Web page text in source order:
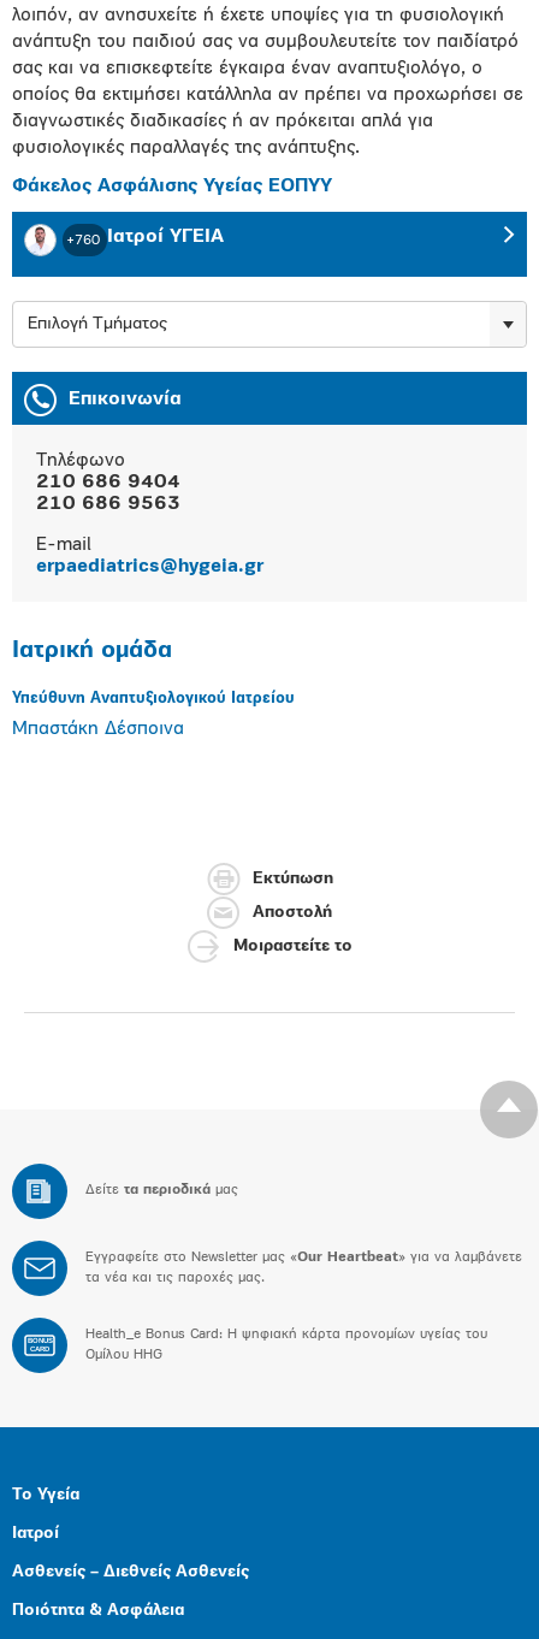
λοιπόν, αν ανησυχείτε ή έχετε υποψίες για τη φυσιολογική
ανάπτυξη του παιδιού σας να συμβουλευτείτε τον παιδίατρό
σας και να επισκεφτείτε έγκαιρα έναν αναπτυξιολόγο, ο
οποίος θα εκτιμήσει κατάλληλα αν πρέπει να προχωρήσει σε
διαγνωστικές διαδικασίες ή αν πρόκειται απλά για
φυσιολογικές παραλλαγές της ανάπτυξης.
Φάκελος Ασφάλισης Υγείας ΕΟΠΥΥ
+760 Ιατροί ΥΓΕΙΑ
Επιλογή Τμήματος
Επικοινωνία
Τηλέφωνο
210 686 9404
210 686 9563
E-mail
erpaediatrics@hygeia.gr
Ιατρική ομάδα
Υπεύθυνη Αναπτυξιολογικού Ιατρείου
Μπαστάκη Δέσποινα
Εκτύπωση
Αποστολή
Μοιραστείτε το
Δείτε τα περιοδικά μας
Εγγραφείτε στο Newsletter μας «Our Heartbeat» για να λαμβάνετε
τα νέα και τις παροχές μας.
BONUS
CARD
Health_e Bonus Card: H ψηφιακή κάρτα προνομίων υγείας του
Ομίλου HHG
Το Υγεία
Ιατροί
Ασθενείς – Διεθνείς Ασθενείς
Ποιότητα & Ασφάλεια